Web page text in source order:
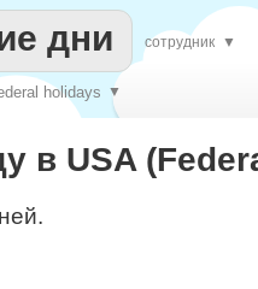
holidays ▼
дни сотрудник ▼
в USA